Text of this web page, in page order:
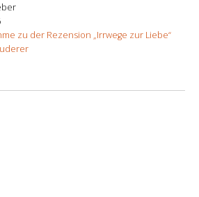
zu der Rezension „Irrwege zur Liebe“